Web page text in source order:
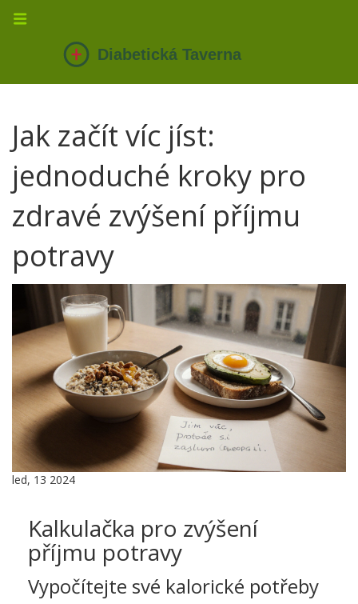
Jak začít víc jíst:
jednoduché kroky pro
zdravé zvýšení příjmu
potravy
led, 13 2024
Kalkulačka pro zvýšení
příjmu potravy
Vypočítejte své kalorické potřeby